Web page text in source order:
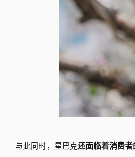
与此同时，星巴克还面临着消费